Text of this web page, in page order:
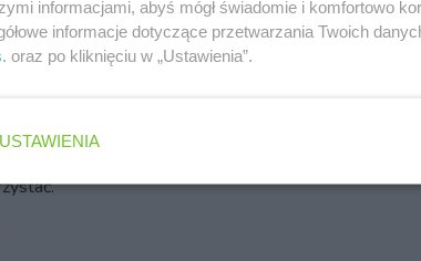
popularność podczas publicznej prezentacji
W okolicznościach, które wydadzą ci się
tkwi nowa szansa. Musisz ją dostrzec i
informacjami, abyś mógł świadomie i komfortowo
informacje dotyczące przetwarzania Twoich
. oraz po kliknięciu w „Ustawienia”.
USTAWIENIA